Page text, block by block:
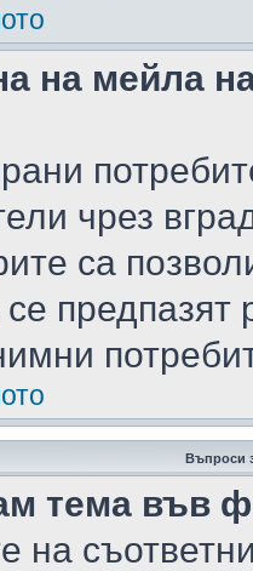
на мейла
чрез
са
предпазят
Въпроси
тема във
на